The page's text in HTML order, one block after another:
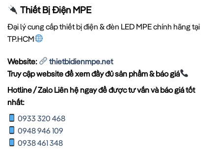
Thiết Bị Điện MPE
Đại lý cung cấp thiết bị điện & đèn LED MPE chính hãng tại
TP.HCM
Website:
thietbidienmpe.net
Truy cập website để xem đầy đủ sản phẩm & báo giá
Hotline / Zalo Liên hệ ngay để được tư vấn và báo giá tốt
nhất:
0933 320 468
0948 946 109
0938 461 348